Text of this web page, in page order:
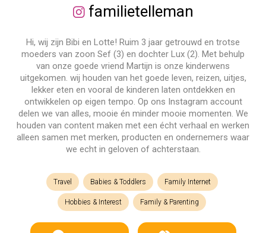
familietelleman
Hi, wij zijn Bibi en Lotte! Ruim 3 jaar getrouwd en trotse
moeders van zoon Sef (3) en dochter Lux (2). Met behulp
van onze goede vriend Martijn is onze kinderwens
uitgekomen. wij houden van het goede leven, reizen, uitjes,
lekker eten en vooral de kinderen laten ontdekken en
ontwikkelen op eigen tempo. Op ons Instagram account
delen we van alles, mooie én minder mooie momenten. We
houden van content maken met een écht verhaal en werken
alleen samen met merken, producten en ondernemers waar
we echt in geloven of achterstaan.
Travel Babies & Toddlers Family Internet
Hobbies & Interest Family & Parenting